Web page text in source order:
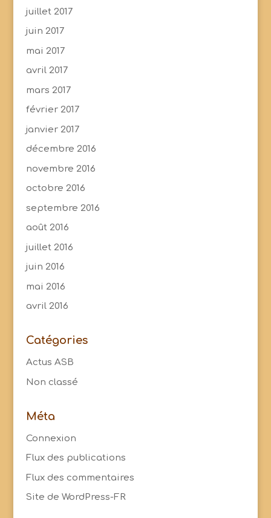
juillet 2017
juin 2017
mai 2017
avril 2017
mars 2017
février 2017
janvier 2017
décembre 2016
novembre 2016
octobre 2016
septembre 2016
août 2016
juillet 2016
juin 2016
mai 2016
avril 2016
Catégories
Actus ASB
Non classé
Méta
Connexion
Flux des publications
Flux des commentaires
Site de WordPress-FR